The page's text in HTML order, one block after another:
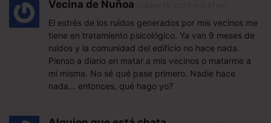
Vecina de Ñuñoa
El estrés de los ruidos generados por mis vecinos me
tiene en tratamiento psicológico. Ya van 9 meses de
ruidos y la comunidad del edificio no hace nada.
Pienso a diario en matar a mis vecinos o matarme a
mí misma. No sé qué pase primero. Nadie hace
nada… entonces, qué hago yo?